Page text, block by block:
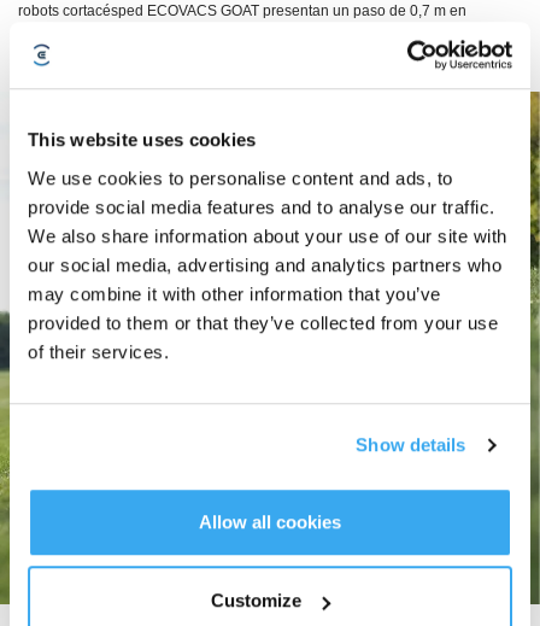
This website uses cookies
We use cookies to personalise content and ads, to
provide social media features and to analyse our traffic.
We also share information about your use of our site with
our social media, advertising and analytics partners who
may combine it with other information that you’ve
provided to them or that they’ve collected from your use
of their services.
Show details
Allow all cookies
Customize
robots cortacésped ECOVACS GOAT presentan un paso de 0,7 m en
competencia, seleccionados por el Laboratorio ECOVACS, solo pueden